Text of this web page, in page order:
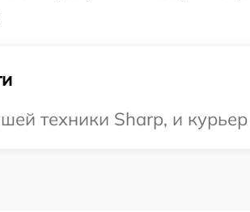
техники Sharp, и